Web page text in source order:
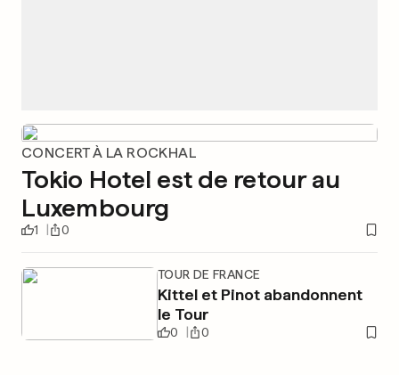
CONCERT À LA ROCKHAL
Tokio Hotel est de retour au
Luxembourg
1 0
TOUR DE FRANCE
Kittel et Pinot abandonnent
le Tour
0 0